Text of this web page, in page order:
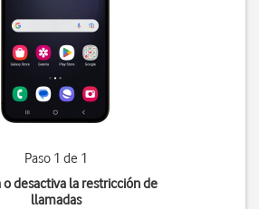
Paso 1 de 1
o desactiva la restricción de
llamadas